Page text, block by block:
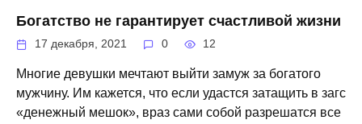
Богатство не гарантирует счастливой жизни
17 декабря, 2021 0 12
Многие девушки мечтают выйти замуж за богатого
мужчину. Им кажется, что если удастся затащить в загс
«денежный мешок», враз сами собой разрешатся все